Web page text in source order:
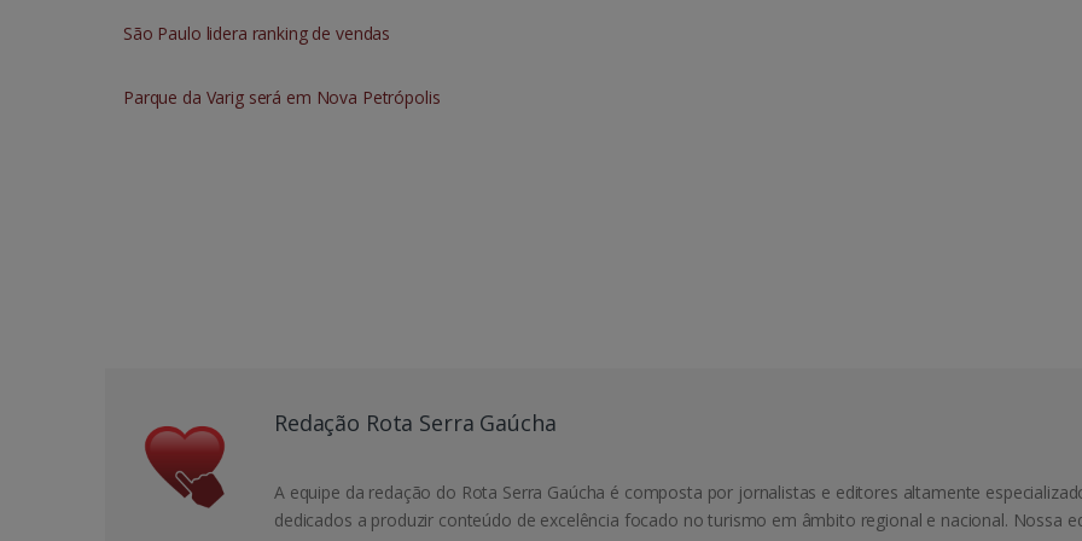
São Paulo lidera ranking de vendas
Parque da Varig será em Nova Petrópolis
Redação Rota Serra Gaúcha
A equipe da redação do Rota Serra Gaúcha é composta por jornalistas e editores altamente
dedicados a produzir conteúdo de excelência focado no turismo em âmbito regional e nacional. Nossa